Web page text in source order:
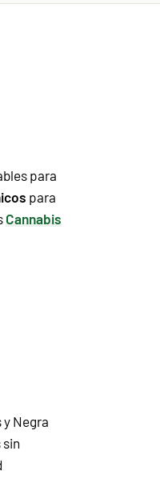
para
para
Cannabis
Negra